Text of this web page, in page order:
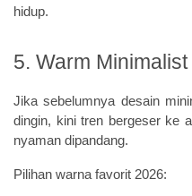
hidup.
5. Warm Minimalist
Jika sebelumnya desain
dingin, kini tren bergeser ke
nyaman dipandang.
Pilihan warna favorit 2026: